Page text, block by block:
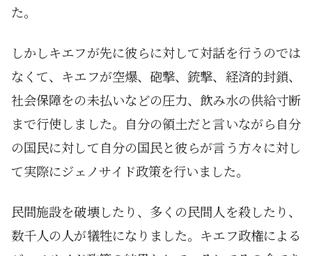
た。
しかしキエフが先に彼らに対して対話を行うのでは
なくて、キエフが空爆、砲撃、銃撃、経済的封鎖、
社会保障をの未払いなどの圧力、飲み水の供給寸断
まで行使しました。自分の領土だと言いながら自分
の国民に対して自分の国民と彼らが言う方々に対し
て実際にジェノサイド政策を行いました。
民間施設を破壊したり、多くの民間人を殺したり、
数千人の人が犠牲になりました。キエフ政権による